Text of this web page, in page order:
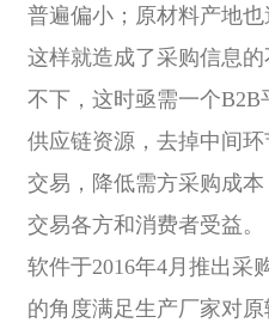
普遍偏小；原材料产地也
这样就造成了采购信息
不下，这时亟需一个
供应链资源，去掉中间
交易，降低需方采购成
交易各方和消费者受益。
软件于2016年4月推出采
的角度满足生产厂家对